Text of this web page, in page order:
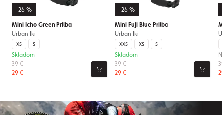
-26 %
Mini Icho Green Prilba
Urban Iki
XS S
39 €
29 €
Skladom
-26 %
Mini Fuji Blue Prilba
Urban Iki
XXS XS S
39 €
29 €
Skladom